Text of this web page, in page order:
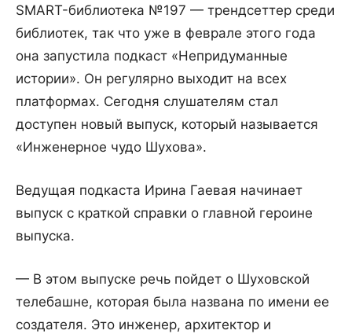
SMART-библиотека №197 — трендсеттер среди
библиотек, так что уже в феврале этого года
она запустила подкаст «Непридуманные
истории». Он регулярно выходит на всех
платформах. Сегодня слушателям стал
доступен новый выпуск, который называется
«Инженерное чудо Шухова».
Ведущая подкаста Ирина Гаевая начинает
выпуск с краткой справки о главной героине
выпуска.
— В этом выпуске речь пойдет о Шуховской
телебашне, которая была названа по имени ее
создателя. Это инженер, архитектор и